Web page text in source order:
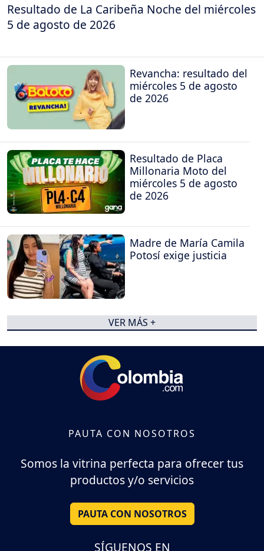
Resultado de La Caribeña Noche del miércoles
5 de agosto de 2026
Revancha: resultado del
miércoles 5 de agosto
de 2026
Resultado de Placa
Millonaria Moto del
miércoles 5 de agosto
de 2026
Madre de María Camila
Potosí exige justicia
VER MÁS +
PAUTA CON NOSOTROS
Somos la vitrina perfecta para ofrecer tus
productos y/o servicios
PAUTA CON NOSOTROS
SÍGUENOS EN